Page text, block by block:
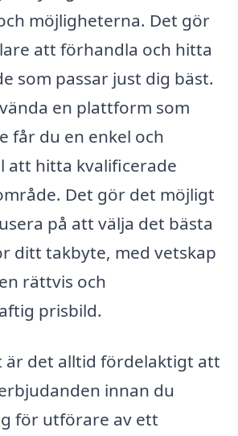
möjligheterna. Det gör
att förhandla och hitta
som passar just dig bäst.
en plattform som
får du en enkel och
att hitta kvalificerade
Det gör det möjligt
på att välja det bästa
ditt takbyte, med vetskap
rättvis och
prisbild.
är det alltid fördelaktigt att
innan du
för utförare av ett